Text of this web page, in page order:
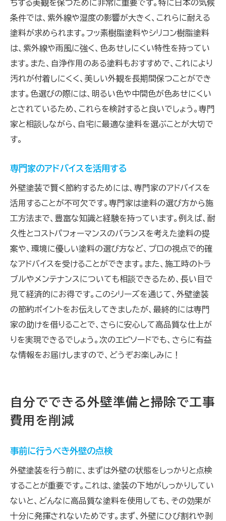
ちする美観を保つために非常に重要です。特に日本の気候
条件では、紫外線や湿度の影響が大きく、これらに耐える
塗料が求められます。フッ素樹脂塗料やシリコン樹脂塗料
は、紫外線や雨風に強く、色あせしにくい特性を持ってい
ます。また、自浄作用のある塗料もおすすめで、これにより
汚れが付着しにくく、美しい外観を長期間保つことができ
ます。色選びの際には、明るい色や中間色が色あせにくい
とされているため、これらを検討すると良いでしょう。専門
家と相談しながら、自宅に最適な塗料を選ぶことが大切で
す。
専門家のアドバイスを活用する
外壁塗装で賢く節約するためには、専門家のアドバイスを
活用することが不可欠です。専門家は塗料の選び方から施
工方法まで、豊富な知識と経験を持っています。例えば、耐
久性とコストパフォーマンスのバランスを考えた塗料の提
案や、環境に優しい塗料の選び方など、プロの視点で的確
なアドバイスを受けることができます。また、施工時のトラ
ブルやメンテナンスについても相談できるため、長い目で
見て経済的にお得です。このシリーズを通じて、外壁塗装
の節約ポイントをお伝えしてきましたが、最終的には専門
家の助けを借りることで、さらに安心して高品質な仕上が
りを実現できるでしょう。次のエピソードでも、さらに有益
な情報をお届けしますので、どうぞお楽しみに！
自分でできる外壁準備と掃除で工事
費用を削減
事前に行うべき外壁の点検
外壁塗装を行う前に、まずは外壁の状態をしっかりと点検
することが重要です。これは、塗装の下地がしっかりしてい
ないと、どんなに高品質な塗料を使用しても、その効果が
十分に発揮されないためです。まず、外壁にひび割れや剥